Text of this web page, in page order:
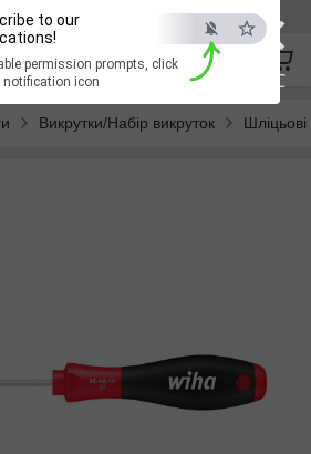
×
ESC
to our
permission prompts, click
notification icon
Для всех!
Викрутки/Набір викруток Шліцьові